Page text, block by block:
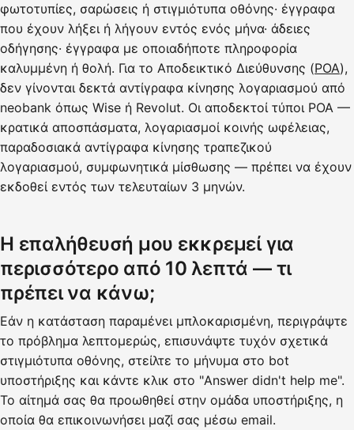
φωτοτυπίες, σαρώσεις ή στιγμιότυπα οθόνης· έγγραφα
που έχουν λήξει ή λήγουν εντός ενός μήνα· άδειες
οδήγησης· έγγραφα με οποιαδήποτε πληροφορία
καλυμμένη ή θολή. Για το Αποδεικτικό Διεύθυνσης (POA),
δεν γίνονται δεκτά αντίγραφα κίνησης λογαριασμού από
neobank όπως Wise ή Revolut. Οι αποδεκτοί τύποι POA —
κρατικά αποσπάσματα, λογαριασμοί κοινής ωφέλειας,
παραδοσιακά αντίγραφα κίνησης τραπεζικού
λογαριασμού, συμφωνητικά μίσθωσης — πρέπει να έχουν
εκδοθεί εντός των τελευταίων 3 μηνών.
Η επαλήθευσή μου εκκρεμεί για
περισσότερο από 10 λεπτά — τι
πρέπει να κάνω;
Εάν η κατάσταση παραμένει μπλοκαρισμένη, περιγράψτε
το πρόβλημα λεπτομερώς, επισυνάψτε τυχόν σχετικά
στιγμιότυπα οθόνης, στείλτε το μήνυμα στο bot
υποστήριξης και κάντε κλικ στο "Answer didn't help me".
Το αίτημά σας θα προωθηθεί στην ομάδα υποστήριξης, η
οποία θα επικοινωνήσει μαζί σας μέσω email.